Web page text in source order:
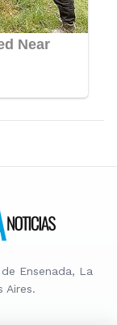
Ensenada, La
Aires.